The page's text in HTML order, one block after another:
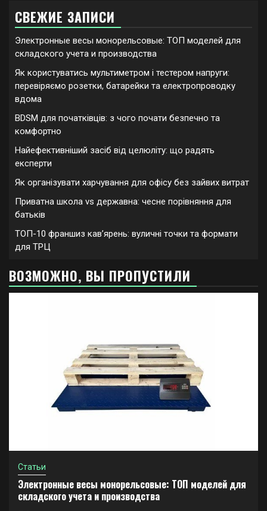
СВЕЖИЕ ЗАПИСИ
Электронные весы монорельсовые: ТОП моделей для
складского учета и производства
Як користуватись мультиметром і тестером напруги:
перевіряємо розетки, батарейки та електропроводку
вдома
BDSM для початківців: з чого почати безпечно та
комфортно
Найефективніший засіб від целюліту: що радять
експерти
Як організувати харчування для офісу без зайвих витрат
Приватна школа vs державна: чесне порівняння для
батьків
ТОП-10 франшиз кавʼярень: вуличні точки та формати
для ТРЦ
ВОЗМОЖНО, ВЫ ПРОПУСТИЛИ
Статьи
Электронные весы монорельсовые: ТОП моделей для
складского учета и производства